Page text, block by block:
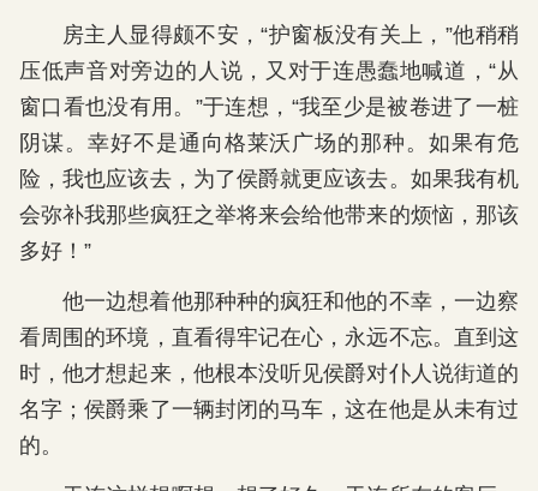
房主人显得颇不安，“护窗板没有关上，”他稍稍
压低声音对旁边的人说，又对于连愚蠢地喊道，“从
窗口看也没有用。”于连想，“我至少是被卷进了一桩
阴谋。幸好不是通向格莱沃广场的那种。如果有危
险，我也应该去，为了侯爵就更应该去。如果我有机
会弥补我那些疯狂之举将来会给他带来的烦恼，那该
多好！”
他一边想着他那种种的疯狂和他的不幸，一边察
看周围的环境，直看得牢记在心，永远不忘。直到这
时，他才想起来，他根本没听见侯爵对仆人说街道的
名字；侯爵乘了一辆封闭的马车，这在他是从未有过
的。